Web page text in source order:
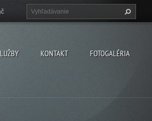
KONTAKT FOTOGALÉRIA